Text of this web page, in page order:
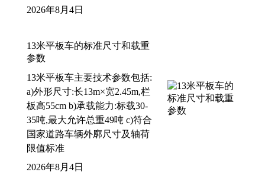
2026年8月4日
13米平板车的标准尺寸和载重
参数
13米平板车主要技术参数包括:
a)外形尺寸:长13m×宽2.45m,栏
板高55cm b)承载能力:标载30-
35吨,最大允许总重49吨 c)符合
国家道路车辆外廓尺寸及轴荷
限值标准
2026年8月4日